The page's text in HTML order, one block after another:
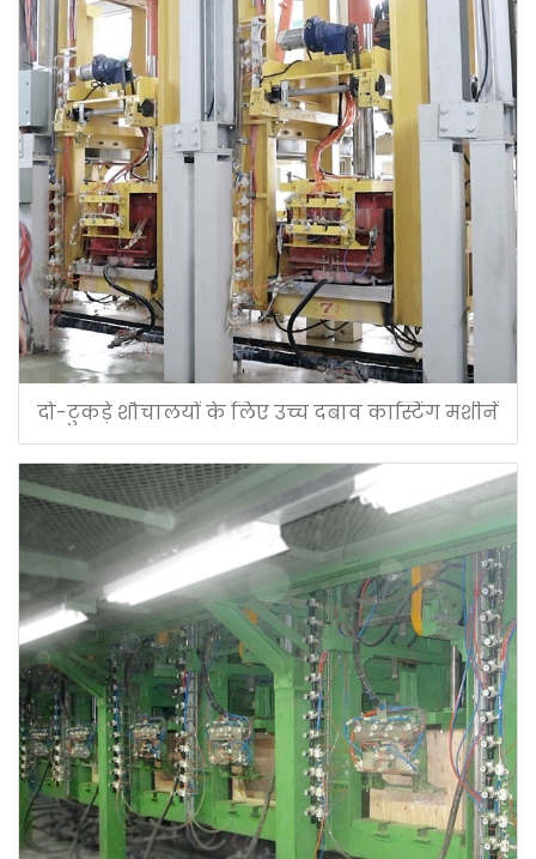
दो-टुकड़े शौचालयों के लिए उच्च दबाव कास्टिंग मशीनें